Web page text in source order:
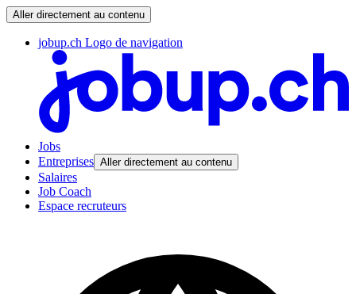
Aller directement au contenu
jobup.ch Logo de navigation
Jobs
Entreprises Aller directement au contenu
Salaires
Job Coach
Espace recruteurs